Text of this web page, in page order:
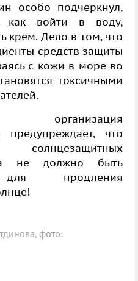
особо подчеркнул,
как войти в воду,
крем. Дело в том, что
средств защиты
с кожи в море во
токсичными
организация
предупреждает, что
солнцезащитных
не должно быть
продления
фото: